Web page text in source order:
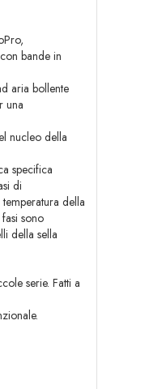
bande in
aria bollente
una
nucleo della
specifica
di
della
sono
della sella
serie. Fatti a